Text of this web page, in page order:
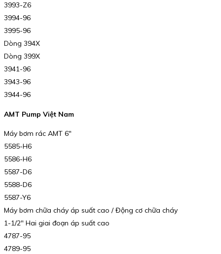
3993-Z6
3994-96
3995-96
Dòng 394X
Dòng 399X
3941-96
3943-96
3944-96
AMT Pump Việt Nam
Máy bơm rác AMT 6″
5585-H6
5586-H6
5587-D6
5588-D6
5587-Y6
Máy bơm chữa cháy áp suất cao / Động cơ chữa cháy
1-1/2″ Hai giai đoạn áp suất cao
4787-95
4789-95